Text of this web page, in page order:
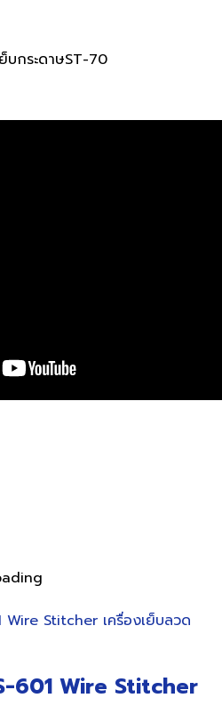
ย็บกระดาษST-70
601 Wire Stitcher